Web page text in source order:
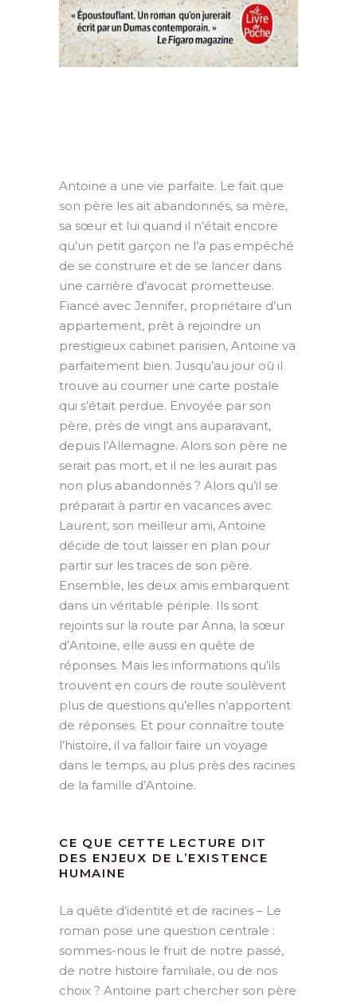
Antoine a une vie parfaite. Le fait que
son père les ait abandonnés, sa mère,
sa sœur et lui quand il n’était encore
qu’un petit garçon ne l’a pas empêché
de se construire et de se lancer dans
une carrière d’avocat prometteuse.
Fiancé avec Jennifer, propriétaire d’un
appartement, prêt à rejoindre un
prestigieux cabinet parisien, Antoine va
parfaitement bien. Jusqu’au jour où il
trouve au courrier une carte postale
qui s’était perdue. Envoyée par son
père, près de vingt ans auparavant,
depuis l’Allemagne. Alors son père ne
serait pas mort, et il ne les aurait pas
non plus abandonnés ? Alors qu’il se
préparait à partir en vacances avec
Laurent, son meilleur ami, Antoine
décide de tout laisser en plan pour
partir sur les traces de son père.
Ensemble, les deux amis embarquent
dans un véritable périple. Ils sont
rejoints sur la route par Anna, la sœur
d’Antoine, elle aussi en quête de
réponses. Mais les informations qu’ils
trouvent en cours de route soulèvent
plus de questions qu’elles n’apportent
de réponses. Et pour connaître toute
l’histoire, il va falloir faire un voyage
dans le temps, au plus près des racines
de la famille d’Antoine.
CE QUE CETTE LECTURE DIT
DES ENJEUX DE L’EXISTENCE
HUMAINE
La quête d’identité et de racines – Le
roman pose une question centrale :
sommes-nous le fruit de notre passé,
de notre histoire familiale, ou de nos
choix ? Antoine part chercher son père